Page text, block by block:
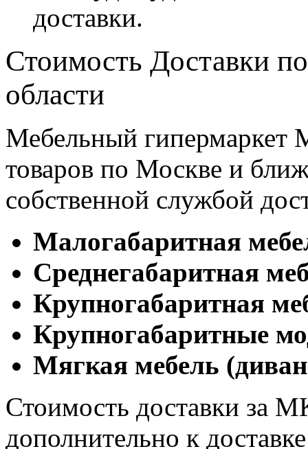
доставки.
Стоимость Доставки
области
Мебельный гипермаркет
товаров по Москве и
собственной службой
Малогабаритная
Cреднегабаритная
Крупногабаритная
Крупногабаритные
Мягкая мебель
Стоимость доставки за
дополнительно к